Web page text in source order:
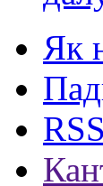
Як
RSS